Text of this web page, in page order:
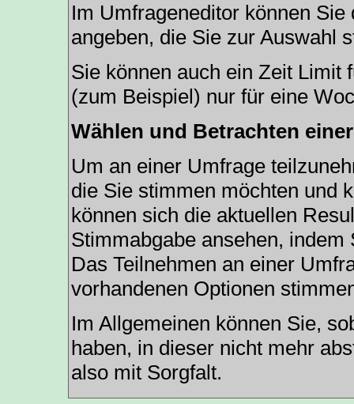
Im Umfrageneditor können
angeben, die Sie zur Auswahl
Sie können auch ein Zeit Limit
(zum Beispiel) nur für eine
Wählen und Betrachten
Um an einer Umfrage
die Sie stimmen möchten und
können sich die aktuellen
Stimmabgabe ansehen,
Das Teilnehmen an einer
vorhandenen Optionen
Im Allgemeinen können Sie,
haben, in dieser nicht mehr
also mit Sorgfalt.